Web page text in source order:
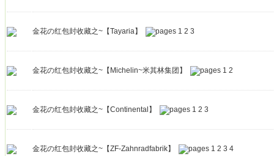
金花の红包封收藏之~【Tayaria】 1 2 3
金花の红包封收藏之~【Michelin~米其林集团】 1 2
金花の红包封收藏之~【Continental】 1 2 3
金花の红包封收藏之~【ZF-Zahnradfabrik】 1 2 3 4